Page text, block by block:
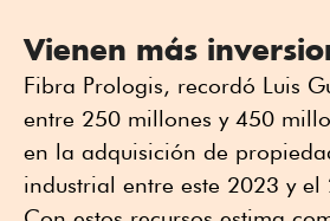
Vienen más
Fibra Prologis, recordó Luis
entre 250 millones y 450
en la adquisición de
industrial entre este 2023 y el